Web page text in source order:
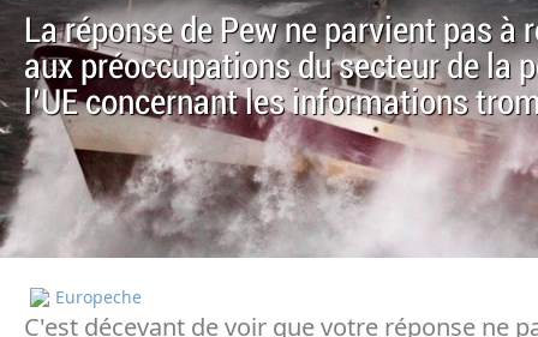
La réponse de Pew ne parvient pas à
aux préoccupations du secteur de la
l'UE concernant les informations
Europeche
C'est décevant de voir que votre réponse ne